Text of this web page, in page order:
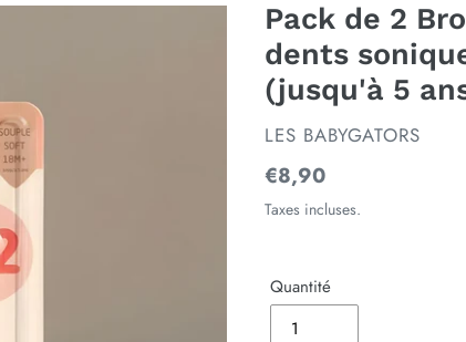
Pack de 2
dents
(jusqu'à 5
DISTRIBUTEUR
LES BABYGATORS
Prix
normal
€8,90
Taxes incluses.
Quantité